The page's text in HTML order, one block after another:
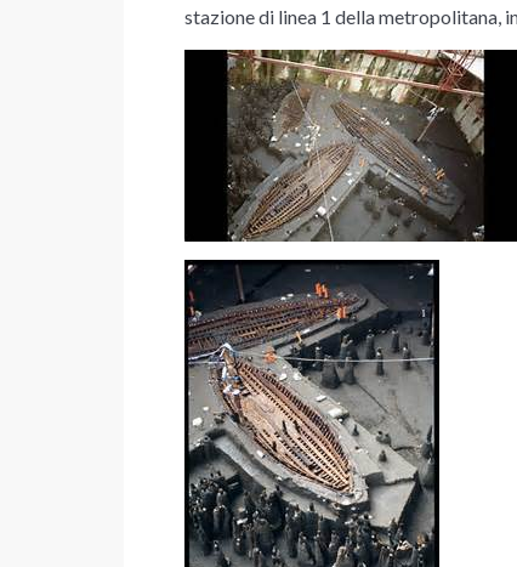
stazione di linea 1 della metropolitana,